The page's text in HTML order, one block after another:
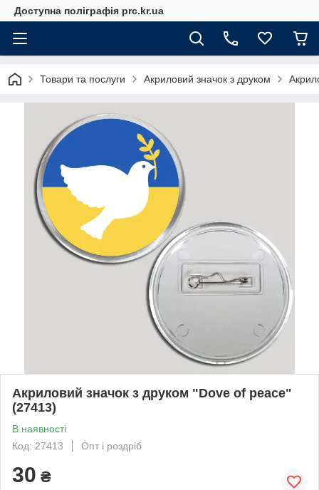
Доступна поліграфія prc.kr.ua
Товари та послуги Акриловий значок з друком
Акриловий значок з друком "Dove of peace"
(27413)
В наявності
Код: 27413
Опт і роздріб
30 ₴